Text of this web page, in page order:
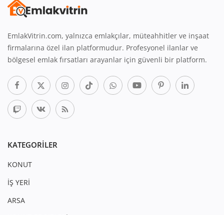
EmlakVitrin.com, yalnızca emlakçılar, müteahhitler ve inşaat
firmalarına özel ilan platformudur. Profesyonel ilanlar ve
bölgesel emlak fırsatları arayanlar için güvenli bir platform.
KATEGORILER
KONUT
İŞ YERİ
ARSA